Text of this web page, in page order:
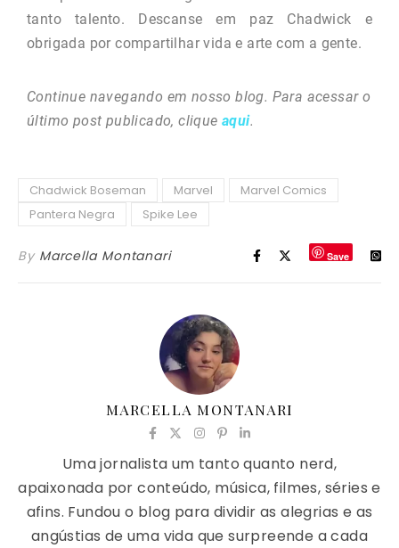
tanto talento. Descanse em paz Chadwick e
obrigada por compartilhar vida e arte com a gente.
Continue navegando em nosso blog. Para acessar o
último post publicado, clique aqui.
Chadwick Boseman Marvel
Marvel Comics
Pantera Negra
Spike Lee
By Marcella Montanari Save
MARCELLA MONTANARI
Uma jornalista um tanto quanto nerd,
apaixonada por conteúdo, música, filmes, séries e
afins. Fundou o blog para dividir as alegrias e as
angústias de uma vida que surpreende a cada